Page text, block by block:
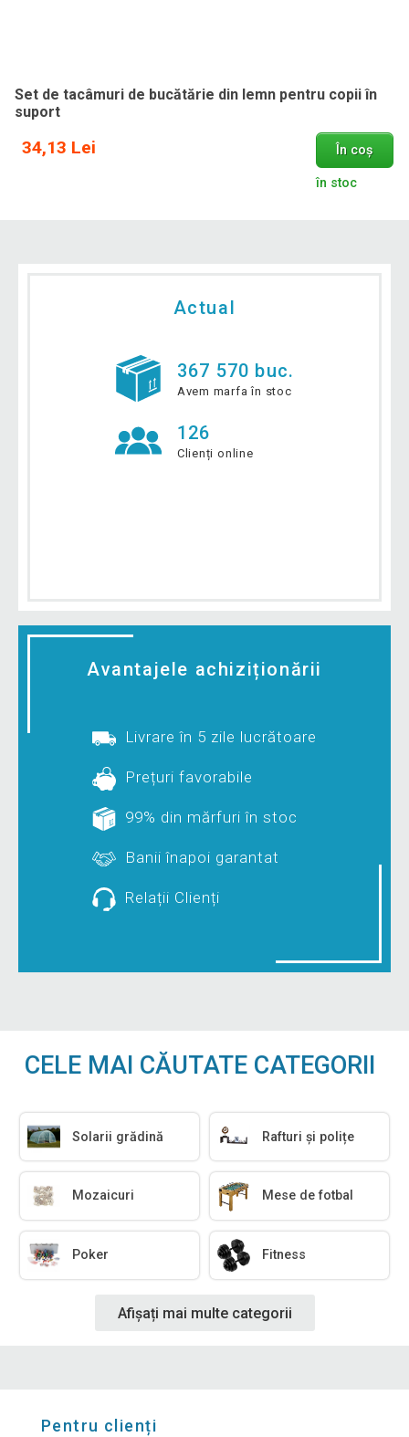
Set de tacâmuri de bucătărie din lemn pentru copii în
suport
34,13 Lei În coș
în stoc
Actual
367 570 buc.
Avem marfa în stoc
126
Clienți online
Avantajele achiziționării
Livrare în 5 zile lucrătoare
Prețuri favorabile
99% din mărfuri în stoc
Banii înapoi garantat
Relații Clienți
CELE MAI CĂUTATE CATEGORII
Solarii grădină Rafturi și polițe
Mozaicuri Mese de fotbal
Poker Fitness
Afișați mai multe categorii
Pentru clienți